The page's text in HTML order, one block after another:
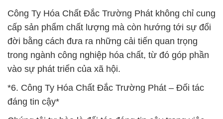
Công Ty Hóa Chất Đắc Trường Phát không chỉ cung
cấp sản phẩm chất lượng mà còn hướng tới sự đổi
đời bằng cách đưa ra những cải tiến quan trọng
trong ngành công nghiệp hóa chất, từ đó góp phần
vào sự phát triển của xã hội.
*6. Công Ty Hóa Chất Đắc Trường Phát – Đối tác
đáng tin cậy*